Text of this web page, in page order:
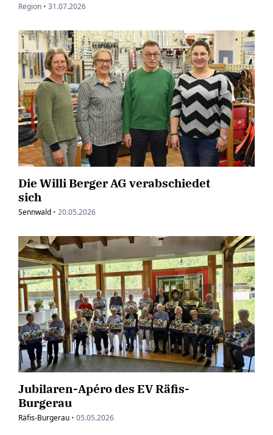
Region • 31.07.2026
Die Willi Berger AG verabschiedet
sich
Sennwald • 20.05.2026
Jubilaren-Apéro des EV Räfis-
Burgerau
Räfis-Burgerau • 05.05.2026